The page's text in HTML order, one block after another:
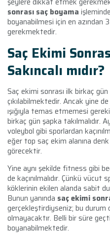
sonrası saç boyama
boyanabilmesi için en azından
gerekmektedir.
Saç Ekimi
Sakıncalı mıdır?
Saç ekimi sonrası ilk birkaç
çıkılabilmektedir. Ancak yine
ışığıyla temas etmemesi
birkaç gün şapka takılmalıdır.
voleybol gibi sporlardan
eğer top saç ekim alanına
görecektir.
Yine aynı şekilde fitness gibi
de kaçınılmalıdır. Çünkü
köklerinin ekilen alanda sabit
Bunun yanında saç ekimi
gerçekleştirdiyseniz; bu durum
olmayacaktır. Belli bir süre
boyanabilmektedir.